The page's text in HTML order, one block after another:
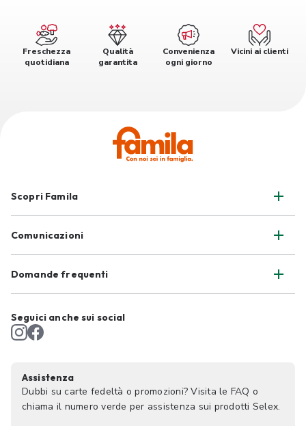
Freschezza
quotidiana
Qualità
garantita
Convenienza
ogni giorno
Vicini ai clienti
Scopri Famila
Comunicazioni
Domande frequenti
Seguici anche sui social
Assistenza
Dubbi su carte fedeltà o promozioni? Visita le FAQ o
chiama il numero verde per assistenza sui prodotti Selex.